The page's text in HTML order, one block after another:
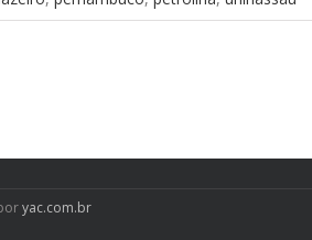
yac.com.br